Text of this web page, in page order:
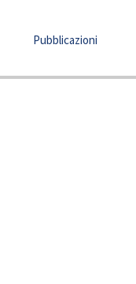
Pubblicazioni